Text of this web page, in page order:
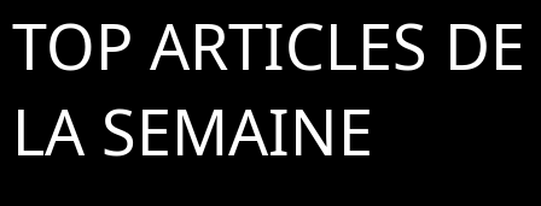
TOP ARTICLES DE
LA SEMAINE